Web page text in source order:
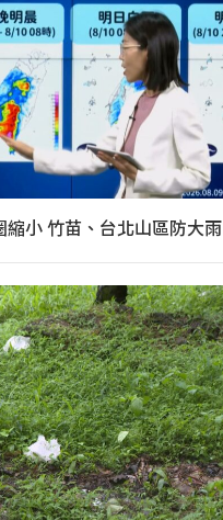
縮小 竹苗、台北山區防大雨